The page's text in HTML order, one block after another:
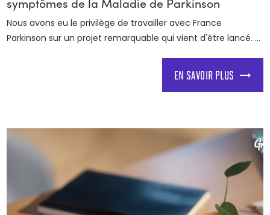
symptômes de la Maladie de Parkinson
Nous avons eu le privilège de travailler avec France
Parkinson sur un projet remarquable qui vient d'être lancé. ...
EN SAVOIR PLUS